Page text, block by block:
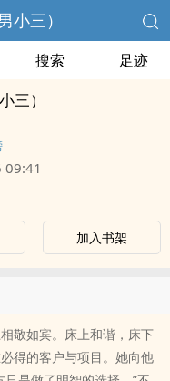
小三）
搜索 足迹
三）
09:41
加入书架
敬如宾。床上和谐，床下
得的客户与项目。她向他